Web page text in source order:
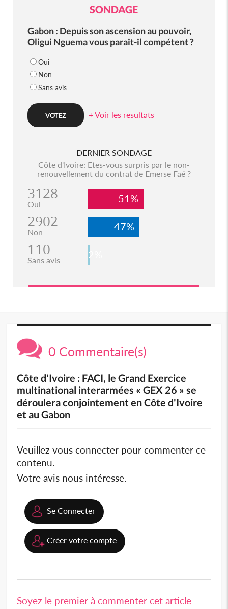
SONDAGE
Gabon : Depuis son ascension au pouvoir,
Oligui Nguema vous parait-il compétent ?
Oui
Non
Sans avis
+ Voir les resultats
DERNIER SONDAGE
Côte d'Ivoire: Etes-vous surpris par le non-
renouvellement du contrat de Emerse Faé ?
3128
Oui 51%
2902
Non 47%
110
Sans avis 2%
0 Commentaire(s)
Côte d'Ivoire : FACI, le Grand Exercice
multinational interarmées « GEX 26 » se
déroulera conjointement en Côte d'Ivoire
et au Gabon
Veuillez vous connecter pour commenter ce
contenu.
Votre avis nous intéresse.
Se Connecter
Créer votre compte
Soyez le premier à commenter cet article